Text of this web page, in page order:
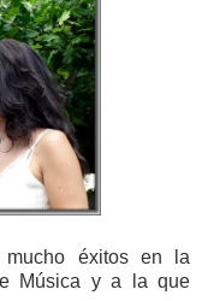
mucho éxitos en la
Música y a la que